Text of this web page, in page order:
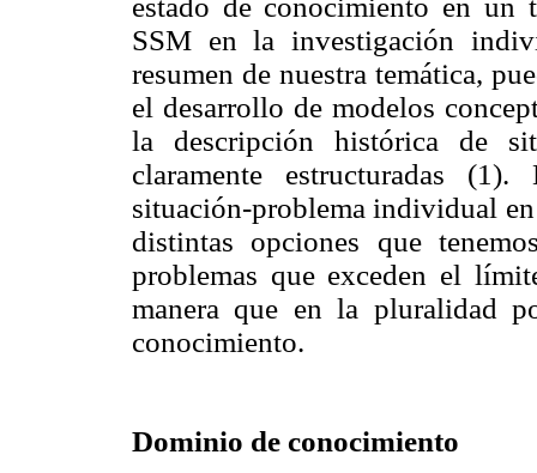
SSM en la investigación
resumen de nuestra temática,
el desarrollo de modelos
la descripción histórica de
claramente estructuradas
situación-problema individual
distintas opciones que
problemas que exceden el
manera que en la pluralidad
conocimiento.
Dominio de conocimiento